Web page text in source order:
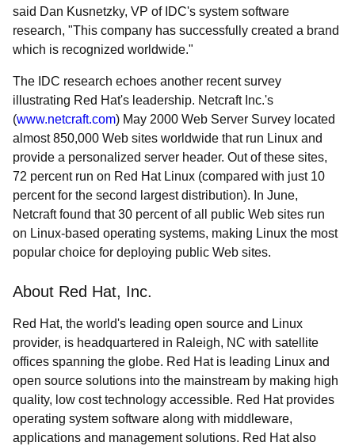
said Dan Kusnetzky, VP of IDC's system software
research, "This company has successfully created a brand
which is recognized worldwide."
The IDC research echoes another recent survey
illustrating Red Hat's leadership. Netcraft Inc.'s
(www.netcraft.com) May 2000 Web Server Survey located
almost 850,000 Web sites worldwide that run Linux and
provide a personalized server header. Out of these sites,
72 percent run on Red Hat Linux (compared with just 10
percent for the second largest distribution). In June,
Netcraft found that 30 percent of all public Web sites run
on Linux-based operating systems, making Linux the most
popular choice for deploying public Web sites.
About Red Hat, Inc.
Red Hat, the world's leading open source and Linux
provider, is headquartered in Raleigh, NC with satellite
offices spanning the globe. Red Hat is leading Linux and
open source solutions into the mainstream by making high
quality, low cost technology accessible. Red Hat provides
operating system software along with middleware,
applications and management solutions. Red Hat also